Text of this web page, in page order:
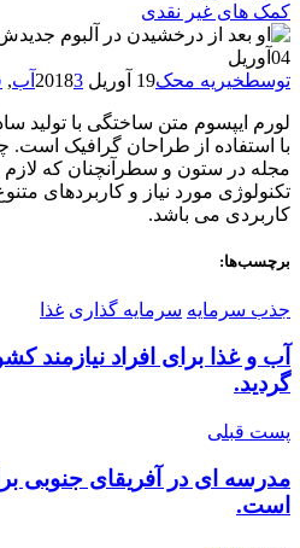
کمک های غیر نقدی
04 آوریل
توسطخیریه محک19 آوریل 2018 3 آب,
لورم ایپسوم متن ساختگی با تولید
با استفاده از طراحان گرافیک است.
مجله در ستون و سطرآنچنان که
تکنولوژی مورد نیاز و کاربردهای
کاربردی می باشد.
برچسب‌ها:
جذب سرمایه سرمایه گذاری غذا
آب و غذا برای افراد نیازمند
گردید.
پست قبلی
مدرسه ای در آفریقای جنوبی
است.